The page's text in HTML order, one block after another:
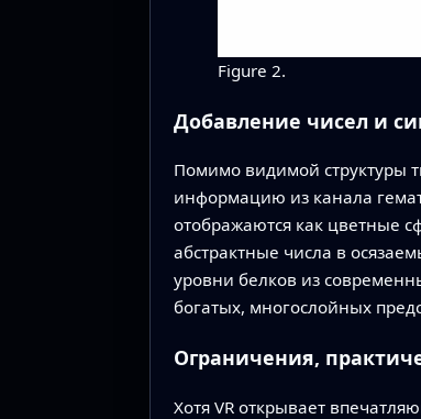
Figure 2.
Добавление чисел и
Помимо видимой структуры
информацию из канала
отображаются как цветные
абстрактные числа в
уровни белков из
богатых, многослойных
Ограничения,
Хотя VR открывает